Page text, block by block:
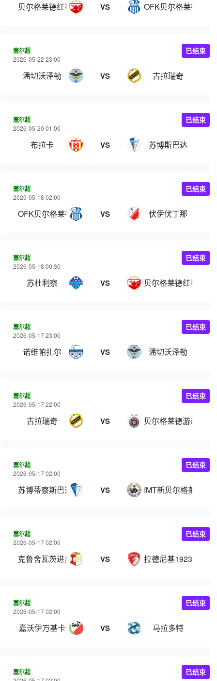
贝尔格莱德红星 VS OFK贝尔格莱德
塞尔超
2026-05-22 23:00
潘切沃泽勒 VS 古拉瑞奇
已结束
塞尔超
2026-05-20 01:00
布拉卡 VS 苏博斯巴达
已结束
塞尔超
2026-05-18 02:00
OFK贝尔格莱德 VS 伏伊伏丁那
已结束
塞尔超
2026-05-18 00:30
苏杜利察 VS 贝尔格莱德红星
已结束
塞尔超
2026-05-17 23:00
诺维帕扎尔 VS 潘切沃泽勒
已结束
塞尔超
2026-05-17 22:00
古拉瑞奇 VS 贝尔格莱德游击
已结束
塞尔超
2026-05-17 02:00
苏博蒂察斯巴达克 VS IMT新贝尔格莱德
已结束
塞尔超
2026-05-17 02:00
克鲁舍瓦茨进步 VS 拉德尼基1923
已结束
塞尔超
2026-05-17 02:00
嘉沃伊万基卡 VS 马拉多特
已结束
塞尔超 已结束